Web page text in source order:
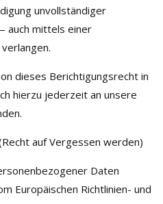
unvollständiger
auch mittels einer
dieses Berichtigungsrecht in
hierzu jederzeit an unsere
auf Vergessen werden)
Daten
Europäischen Richtlinien- und